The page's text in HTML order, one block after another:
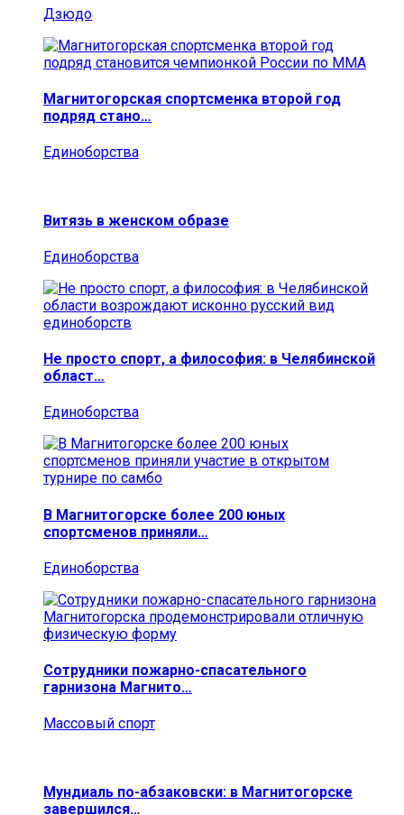
Дзюдо
Магнитогорская спортсменка второй год
подряд стано…
Единоборства
Витязь в женском образе
Единоборства
Не просто спорт, а философия: в Челябинской
област…
Единоборства
В Магнитогорске более 200 юных
спортсменов приняли…
Единоборства
Сотрудники пожарно-спасательного
гарнизона Магнито…
Массовый спорт
Мундиаль по-абзаковски: в Магнитогорске
завершился…